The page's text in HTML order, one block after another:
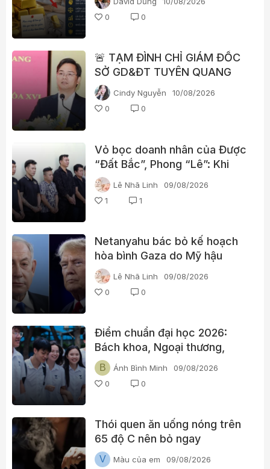
0
0
🚨 TẠM ĐÌNH CHỈ GIÁM ĐỐC
SỞ GD&ĐT TUYÊN QUANG
Cindy Nguyễn
10/08/2026
0
0
Vỏ bọc doanh nhân của Được
“Đất Bắc”, Phong “Lê”: Khi
doanh nghiệp trở thành “áo
giáp” cho đường dây đòi nợ
thuê
Lê Nhã Linh
09/08/2026
1
1
Netanyahu bác bỏ kế hoạch
hòa bình Gaza do Mỹ hậu
thuẫn, tuyên bố Israel chưa
rút quân nếu Hamas chưa giải
giáp
Lê Nhã Linh
09/08/2026
0
0
Điểm chuẩn đại học 2026:
Bách khoa, Ngoại thương,
Kinh tế Quốc dân cùng nhiều
trường “hot” đã lên điểm
B Ánh Bình Minh
09/08/2026
0
0
Thói quen ăn uống nóng trên
65 độ C nên bỏ ngay
V Màu của em
09/08/2026